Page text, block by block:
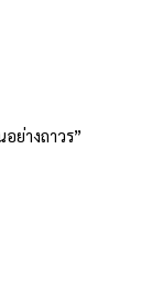
ย่างถาวร”